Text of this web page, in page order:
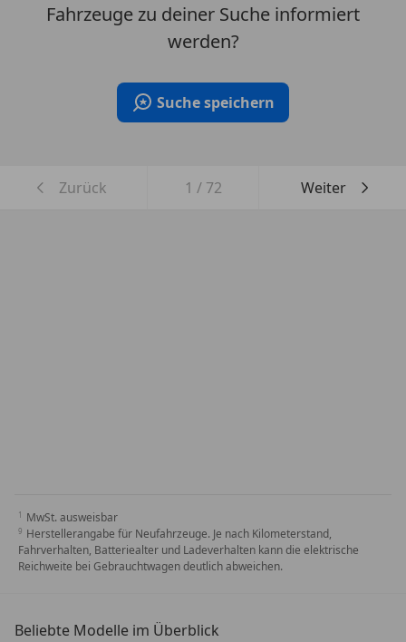
Fahrzeuge zu deiner Suche informiert
werden?
Suche speichern
Zurück 1 / 72 Weiter
MwSt. ausweisbar
Herstellerangabe für Neufahrzeuge. Je nach Kilometerstand,
Fahrverhalten, Batteriealter und Ladeverhalten kann die elektrische
Reichweite bei Gebrauchtwagen deutlich abweichen.
Beliebte Modelle im Überblick